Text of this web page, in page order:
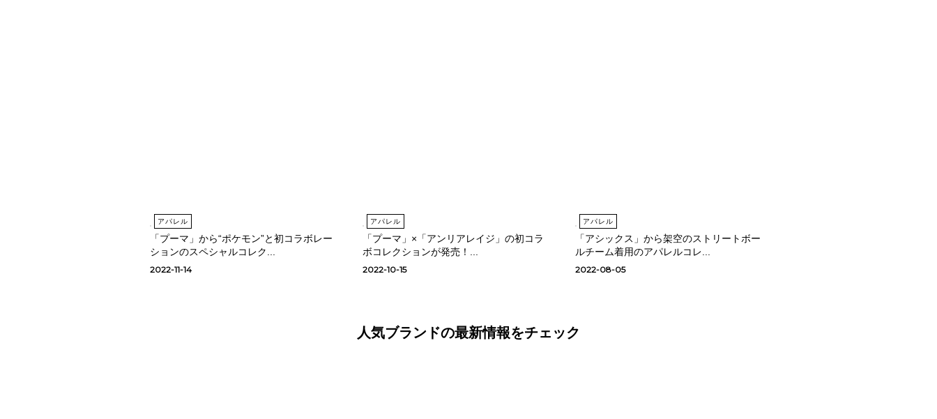
アパレル
「プーマ」から“ポケモン”と初コラボレー
ションのスペシャルコレク...
2022-11-14
アパレル
「プーマ」×「アンリアレイジ」の初コラ
ボコレクションが発売！...
2022-10-15
アパレル
「アシックス」から架空のストリートボー
ルチーム着用のアパレルコレ...
2022-08-05
人気ブランドの最新情報をチェック